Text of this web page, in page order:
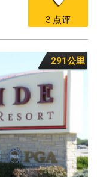
3 点评
291公里